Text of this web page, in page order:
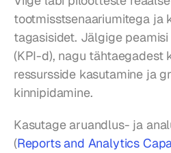
tootmisstsenaariumitega ja
tagasisidet. Jälgige
(KPI-d), nagu tähtaegadest
ressursside kasutamine ja
kinnipidamine.
Kasutage aruandlus- ja
(Reports and Analytics